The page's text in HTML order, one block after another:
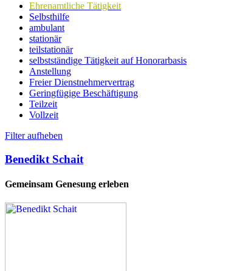
Ehrenamtliche Tätigkeit
Selbsthilfe
ambulant
stationär
teilstationär
selbstständige Tätigkeit auf Honorarbasis
Anstellung
Freier Dienstnehmervertrag
Geringfügige Beschäftigung
Teilzeit
Vollzeit
Filter aufheben
Benedikt Schait
Gemeinsam Genesung erleben